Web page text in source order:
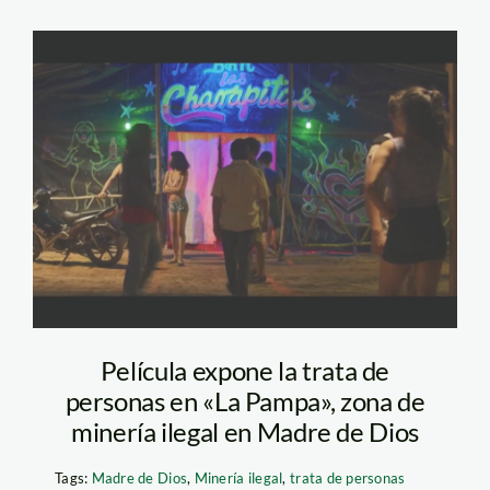
pelicula sobre la
pampa mineria ilegal
Película expone la trata de
personas en «La Pampa», zona de
minería ilegal en Madre de Dios
Tags: Madre de Dios, Minería ilegal, trata de personas